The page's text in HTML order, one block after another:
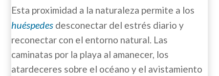
Esta proximidad a la naturaleza permite a los
huéspedes desconectar del estrés diario y
reconectar con el entorno natural. Las
caminatas por la playa al amanecer, los
atardeceres sobre el océano y el avistamiento